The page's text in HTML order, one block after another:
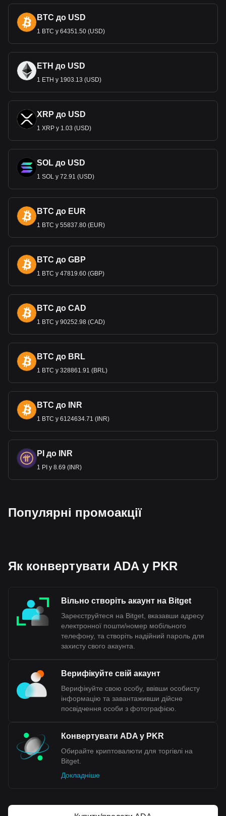
BTC до USD
1 BTC у 64351.50 (USD)
ETH до USD
1 ETH у 1903.13 (USD)
XRP до USD
1 XRP у 1.03 (USD)
SOL до USD
1 SOL у 72.91 (USD)
BTC до EUR
1 BTC у 55837.80 (EUR)
BTC до GBP
1 BTC у 47819.60 (GBP)
BTC до CAD
1 BTC у 90252.98 (CAD)
BTC до BRL
1 BTC у 328861.91 (BRL)
BTC до INR
1 BTC у 6124634.71 (INR)
PI до INR
1 PI у 8.69 (INR)
Популярні промоакції
Як конвертувати ADA у PKR
Вільно створіть акаунт на Bitget
Зареєструйтеся на Bitget, вказавши адресу
електронної пошти/номер мобільного
телефону, та створіть надійний пароль для
захисту свого акаунта.
Верифікуйте свій акаунт
Верифікуйте свою особу, ввівши особисту
інформацію та завантаживши дійсне
посвідчення особи з фотографією.
Конвертувати ADA у PKR
Обирайте криптовалюти для торгівлі на
Bitget.
Докладніше